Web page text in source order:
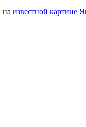
на известной картине